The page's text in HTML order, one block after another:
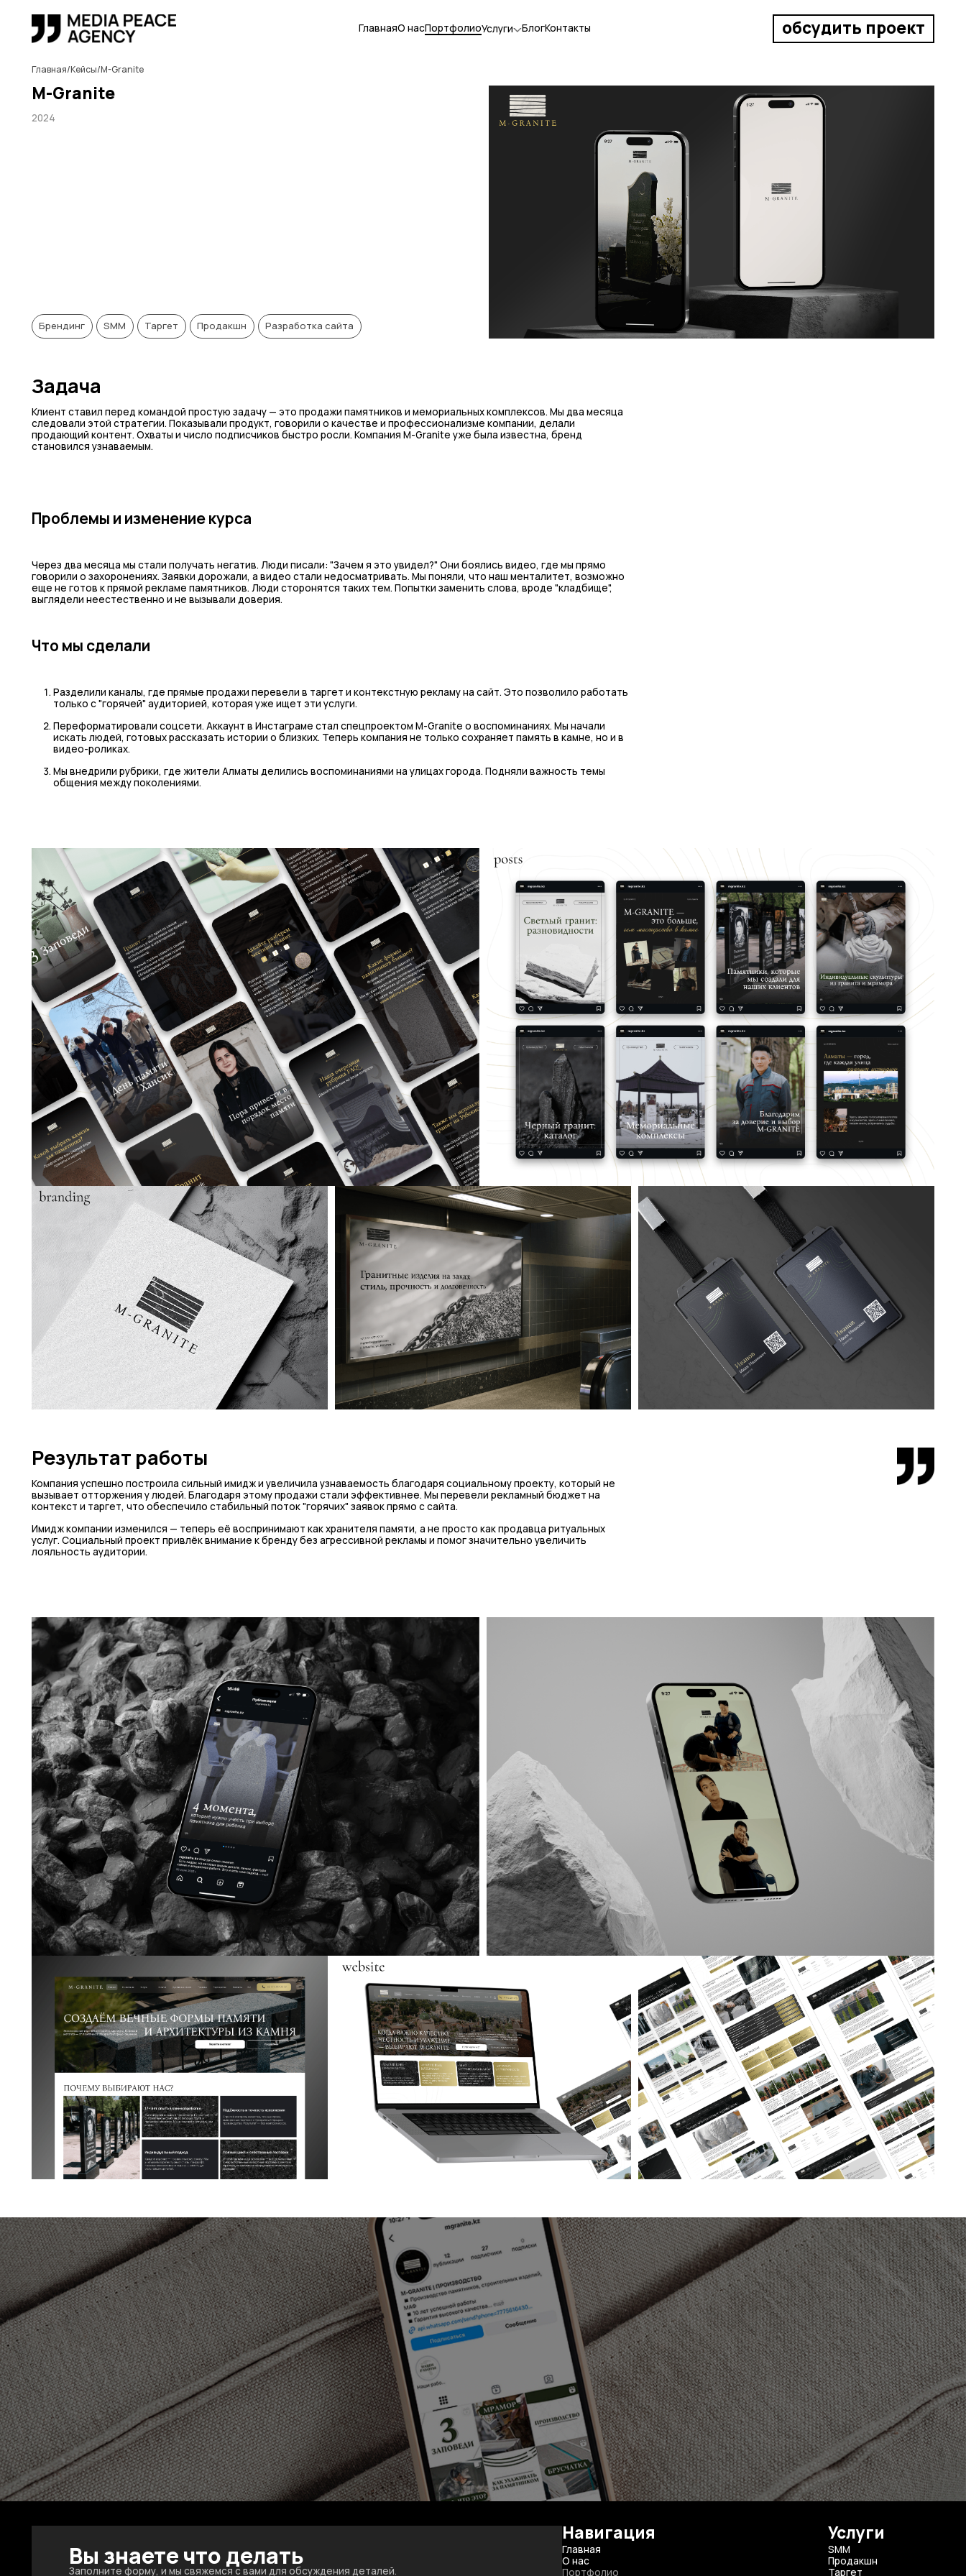
ГлавнаяО насПортфолиоУслуги БлогКонтакты обсудить проект
Главная/Кейсы/М-Granite
М-Granite
2024
Брендинг SMM Таргет Продакшн Разработка сайта
Задача
Клиент ставил перед командой простую задачу — это продажи памятников и мемориальных комплексов. Мы два месяца
следовали этой стратегии. Показывали продукт, говорили о качестве и профессионализме компании, делали
продающий контент. Охваты и число подписчиков быстро росли. Компания М-Granite уже была известна, бренд
становился узнаваемым.
Проблемы и изменение курса
Через два месяца мы стали получать негатив. Люди писали: "Зачем я это увидел?" Они боялись видео, где мы прямо
говорили о захоронениях. Заявки дорожали, а видео стали недосматривать. Мы поняли, что наш менталитет, возможно
еще не готов к прямой рекламе памятников. Люди сторонятся таких тем. Попытки заменить слова, вроде "кладбище",
выглядели неестественно и не вызывали доверия.
Что мы сделали
Разделили каналы, где прямые продажи перевели в таргет и контекстную рекламу на сайт. Это позволило работать
только с "горячей" аудиторией, которая уже ищет эти услуги.
Переформатировали соцсети. Аккаунт в Инстаграме стал спецпроектом М-Granite о воспоминаниях. Мы начали
искать людей, готовых рассказать истории о близких. Теперь компания не только сохраняет память в камне, но и в
видео-роликах.
Мы внедрили рубрики, где жители Алматы делились воспоминаниями на улицах города. Подняли важность темы
общения между поколениями.
Результат работы
Компания успешно построила сильный имидж и увеличила узнаваемость благодаря социальному проекту, который не
вызывает отторжения у людей. Благодаря этому продажи стали эффективнее. Мы перевели рекламный бюджет на
контекст и таргет, что обеспечило стабильный поток "горячих" заявок прямо с сайта.
Имидж компании изменился — теперь её воспринимают как хранителя памяти, а не просто как продавца ритуальных
услуг. Социальный проект привлёк внимание к бренду без агрессивной рекламы и помог значительно увеличить
лояльность аудитории.
Вы знаете что делать
Заполните форму, и мы свяжемся с вами для обсуждения деталей.
Навигация
Главная
О нас
Портфолио
Услуги
SMM
Продакшн
Таргет